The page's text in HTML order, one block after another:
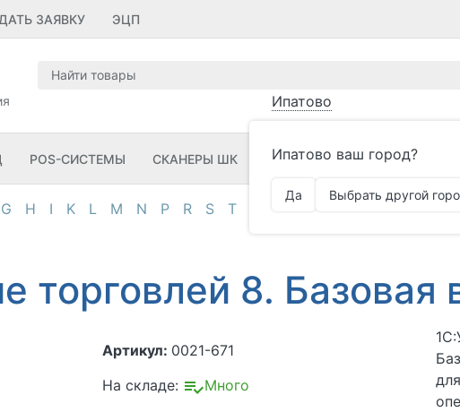
ЗАЯВКУ ЭЦП
Ипатово
Ипатово ваш город?
Да Выбрать другой
POS-СИСТЕМЫ СКАНЕРЫ ШК ПРИНТЕРЫ ШК ПО
G H I K L M N P R S T
торговлей 8. Базовая
Артикул: 0021-671
На складе:
Много